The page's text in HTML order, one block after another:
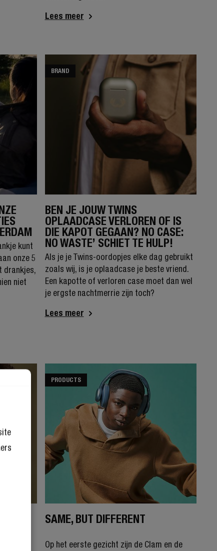
Lees meer
kunt
onze 5
drankjes,
niet
BRAND
BEN JE JOUW TWINS
OPLAADCASE VERLOREN OF IS
DIE KAPOT GEGAAN? NO CASE:
NO WASTE’ SCHIET TE HULP!
Als je je Twins-oordopjes elke dag gebruikt
zoals wij, is je oplaadcase je beste vriend.
Een kapotte of verloren case moet dan wel
je ergste nachtmerrie zijn toch?
Lees meer
PRODUCTS
SAME, BUT DIFFERENT
Op het eerste gezicht zijn de Clam en de